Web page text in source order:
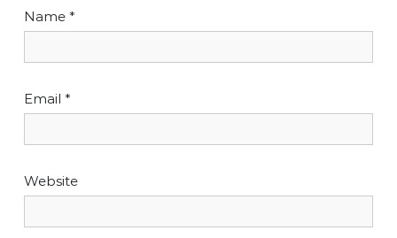
Name *
Email *
Website